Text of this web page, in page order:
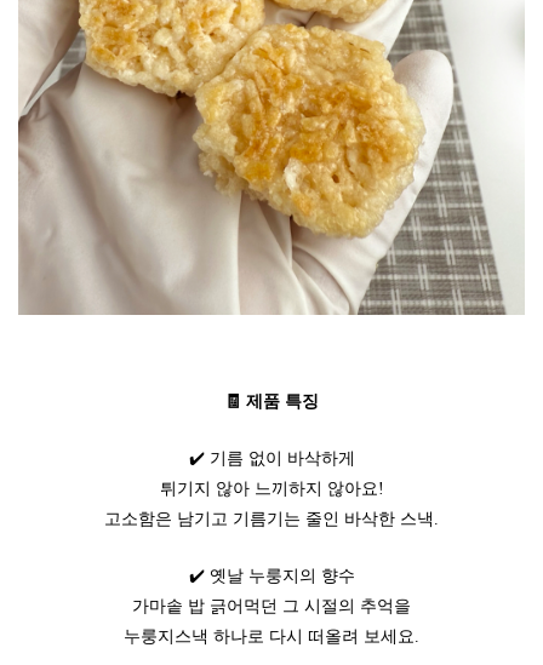
🧾 제품 특징
✔️ 기름 없이 바삭하게
튀기지 않아 느끼하지 않아요!
고소함은 남기고 기름기는 줄인 바삭한 스낵.
✔️ 옛날 누룽지의 향수
가마솥 밥 긁어먹던 그 시절의 추억을
누룽지스낵 하나로 다시 떠올려 보세요.